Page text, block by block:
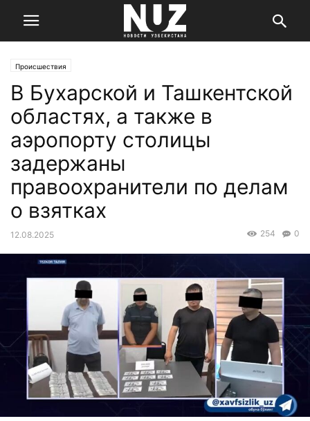
Происшествия
В Бухарской и Ташкентской
областях, а также в
аэропорту столицы
задержаны
правоохранители по делам
о взятках
12.08.2025 0
254